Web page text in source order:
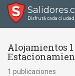
Disfrutá cada
Alojamientos
1 publicaciones